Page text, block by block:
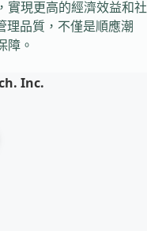
實現更高的經濟效益和社
理品質，不僅是順應潮
障。
Inc.